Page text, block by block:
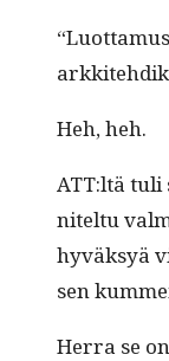
Heh, heh.
ATT:ltä
nitel­tu
hyväksyä
sen
Her­ra se